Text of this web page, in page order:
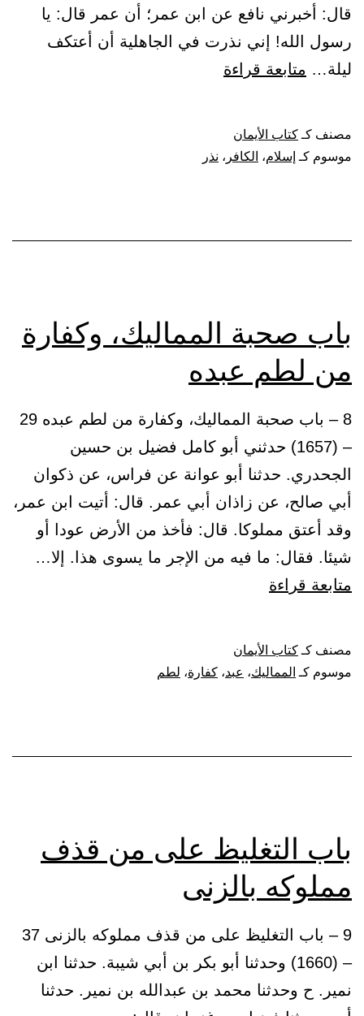
قال: أخبرني نافع عن ابن عمر؛ أن عمر قال: يا
رسول الله! إني نذرت في الجاهلية أن أعتكف
ليلة… متابعة قراءة
وما
مصنف كـ كتاب الأيمان
موسوم كـ إسلام، الكافر ، نذر
باب صحبة المماليك، وكفارة
من لطم عبده
8 – باب صحبة المماليك، وكفارة من لطم عبده 29
– (1657) حدثني أبو كامل فضيل بن حسين
الجحدري. حدثنا أبو عوانة عن فراس، عن ذكوان
أبي صالح، عن زاذان أبي عمر. قال: أتيت ابن عمر،
وقد أعتق مملوكا. قال: فأخذ من الأرض عودا أو
شيئا. فقال: ما فيه من الإجر ما يسوى هذا. إلا…
متابعة قراءة
المماليك،
وكفارة
مصنف كـ كتاب الأيمان
موسوم كـ المماليك، عبد، كفارة، لطم
باب التغليظ على من قذف
مملوكه بالزنى
9 – باب التغليظ على من قذف مملوكه بالزنى 37
– (1660) وحدثنا أبو بكر بن أبي شيبة. حدثنا ابن
نمير. ح وحدثنا محمد بن عبدالله بن نمير. حدثنا